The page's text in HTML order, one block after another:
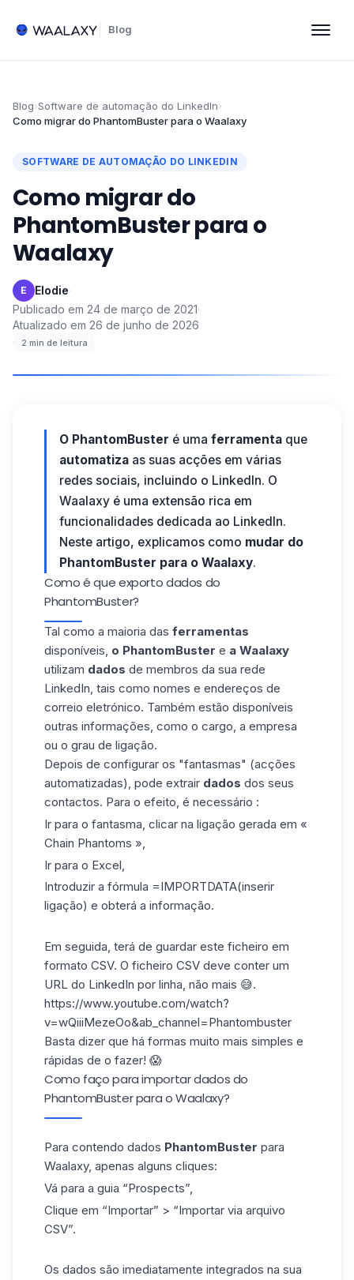
Blog
Blog›Software de automação do LinkedIn›
Como migrar do PhantomBuster para o Waalaxy
SOFTWARE DE AUTOMAÇÃO DO LINKEDIN
Como migrar do
PhantomBuster para o
Waalaxy
E Elodie·
Publicado em 24 de março de 2021·
Atualizado em 26 de junho de 2026
·
2 min de leitura
O PhantomBuster é uma ferramenta que
automatiza as suas acções em várias
redes sociais, incluindo o LinkedIn. O
Waalaxy é uma extensão rica em
funcionalidades dedicada ao LinkedIn.
Neste artigo, explicamos como mudar do
PhantomBuster para o Waalaxy.
Como é que exporto dados do
PhantomBuster?
Tal como a maioria das ferramentas
disponíveis, o PhantomBuster e a Waalaxy
utilizam dados de membros da sua rede
LinkedIn, tais como nomes e endereços de
correio eletrónico. Também estão disponíveis
outras informações, como o cargo, a empresa
ou o grau de ligação.
Depois de configurar os "fantasmas" (acções
automatizadas), pode extrair dados dos seus
contactos. Para o efeito, é necessário :
Ir para o fantasma, clicar na ligação gerada em «
Chain Phantoms »,
Ir para o Excel,
Introduzir a fórmula =IMPORTDATA(inserir
ligação) e obterá a informação.
Em seguida, terá de guardar este ficheiro em
formato CSV. O ficheiro CSV deve conter um
URL do LinkedIn por linha, não mais 😅.
https://www.youtube.com/watch?
v=wQiiiMezeOo&ab_channel=Phantombuster
Basta dizer que há formas muito mais simples e
rápidas de o fazer! 😱
Como faço para importar dados do
PhantomBuster para o Waalaxy?
Para contendo dados PhantomBuster para
Waalaxy, apenas alguns cliques:
Vá para a guia “Prospects”,
Clique em “Importar” > “Importar via arquivo
CSV”.
Os dados são imediatamente integrados na sua